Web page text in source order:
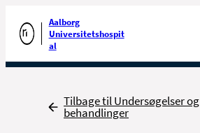
Gå til forsiden
Aalborg
Universitetshospit
al
Tilbage
Tilbage til Undersøgelser og
behandlinger